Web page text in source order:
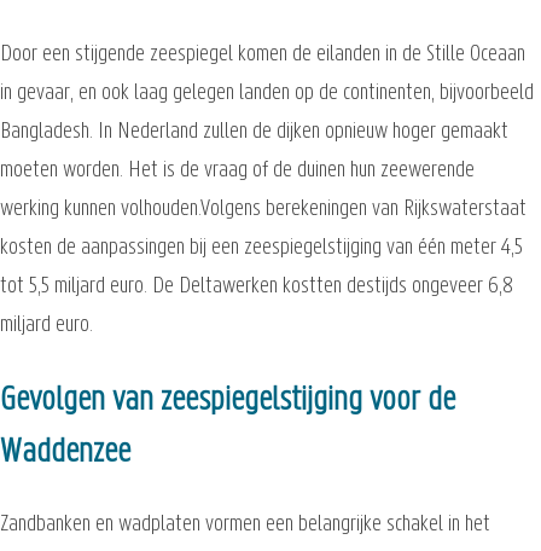
Door een stijgende zeespiegel komen de eilanden in de Stille Oceaan
in gevaar, en ook laag gelegen landen op de continenten, bijvoorbeeld
Bangladesh. In Nederland zullen de dijken opnieuw hoger gemaakt
moeten worden. Het is de vraag of de duinen hun zeewerende
werking kunnen volhouden.Volgens berekeningen van Rijkswaterstaat
kosten de aanpassingen bij een zeespiegelstijging van één meter 4,5
tot 5,5 miljard euro. De Deltawerken kostten destijds ongeveer 6,8
miljard euro.
Gevolgen van zeespiegelstijging voor de
Waddenzee
Zandbanken en wadplaten vormen een belangrijke schakel in het